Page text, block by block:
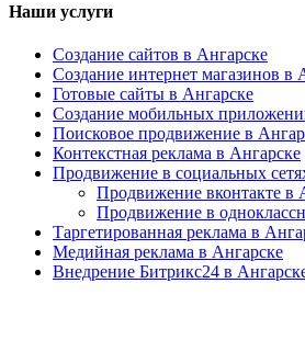
Наши услуги
Создание сайтов в Ангарске
Создание интернет магазинов в
Готовые сайты в Ангарске
Создание мобильных
Поисковое продвижение в
Контекстная реклама в Ангарске
Продвижение в социальных
Продвижение вконтакте в
Продвижение в
Таргетированная реклама в
Медийная реклама в Ангарске
Внедрение Битрикс24 в